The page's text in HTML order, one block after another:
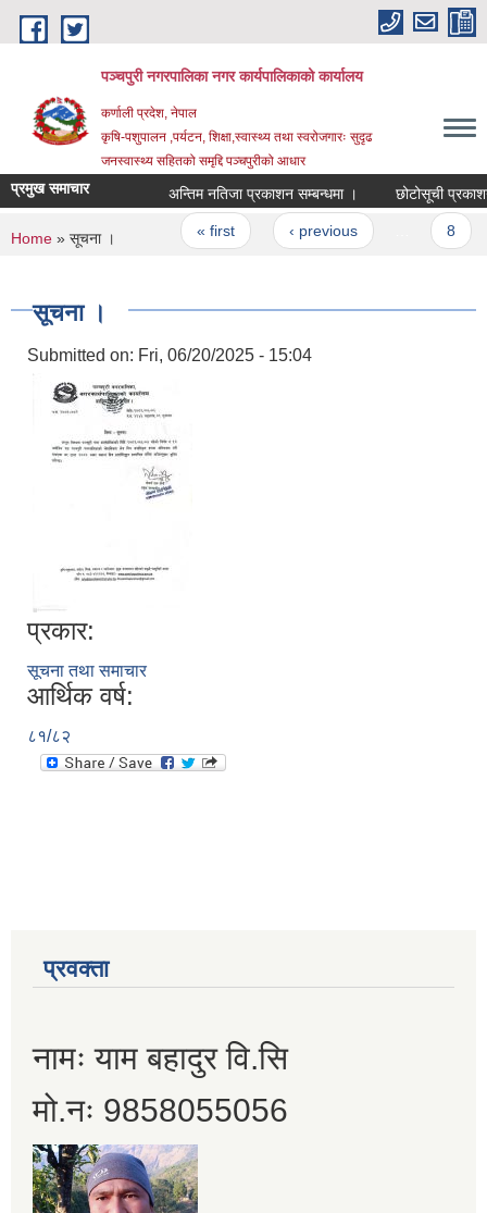
Skip to main content
पञ्चपुरी नगरपालिका नगर कार्यपालिकाको कार्यालय
कर्णाली प्रदेश, नेपाल
कृषि-पशुपालन ,पर्यटन, शिक्षा,स्वास्थ्य तथा स्वरोजगारः सुदृढ
जनस्वास्थ्य सहितको समृद्दि पञ्चपुरीको आधार
प्रमुख समाचार अन्तिम नतिजा प्रकाशन सम्बन्धमा । छोटोसूची प्रकाशन
Pages
« first ‹ previous
You are here
Home » सूचना ।
सूचना ।
Submitted on: Fri, 06/20/2025 - 15:04
प्रकार:
सूचना तथा समाचार
आर्थिक वर्ष:
८१/८२
प्रवक्ता
नामः याम बहादुर वि.सि
मो.नः 9858055056